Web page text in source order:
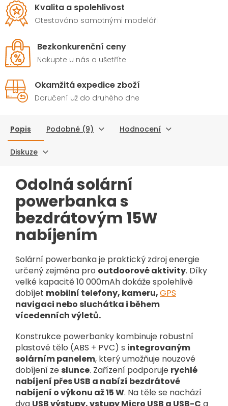
MacBook.Kvalita a spolehlivost
Otestováno samotnými modeláři
Bezkonkurenční ceny
Nakupte u nás a ušetříte
Okamžitá expedice zboží
Doručení už do druhého dne
Popis Podobné (9) Hodnocení
Diskuze
Odolná solární
powerbanka s
bezdrátovým 15W
nabíjením
Solární powerbanka je praktický zdroj energie
určený zejména pro outdoorové aktivity. Díky
velké kapacitě 10 000mAh dokáže spolehlivě
dobíjet mobilní telefony, kameru,GPS
navigaci nebo sluchátka i během
vícedenních výletů.
Konstrukce powerbanky kombinuje robustní
plastové tělo (ABS + PVC) s integrovaným
solárním panelem, který umožňuje nouzové
dobíjení ze slunce. Zařízení podporuje rychlé
nabíjení přes USB a nabízí bezdrátové
nabíjení o výkonu až 15 W. Na těle se nachází